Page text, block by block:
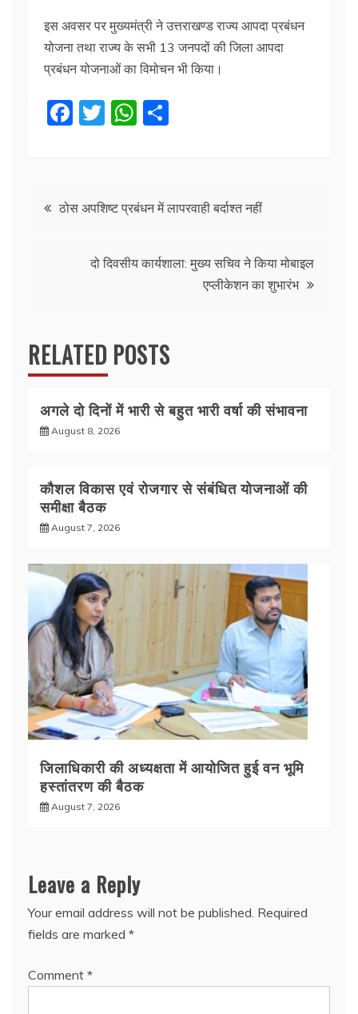
इस अवसर पर मुख्यमंत्री ने उत्तराखण्ड राज्य आपदा प्रबंधन
योजना तथा राज्य के सभी 13 जनपदों की जिला आपदा
प्रबंधन योजनाओं का विमोचन भी किया।
F
b
T
W
A
p
Postठोस अपशिष्ट प्रबंधन में लापरवाही बर्दाश्त नहीं
दो दिवसीय कार्यशाला: मुख्य सचिव ने किया मोबाइल
एप्लीकेशन का शुभारंभ
RELATED POSTS
अगले दो दिनों में भारी से बहुत भारी वर्षा की संभावना
August 8, 2026
कौशल विकास एवं रोजगार से संबंधित योजनाओं की
समीक्षा बैठक
August 7, 2026
जिलाधिकारी की अध्यक्षता में आयोजित हुई वन भूमि
हस्तांतरण की बैठक
August 7, 2026
Leave a Reply
Your email address will not be published. Required
fields are marked *
Comment *